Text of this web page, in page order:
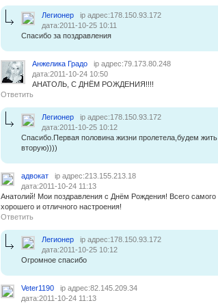
Легионер
ip адрес:178.150.93.172
дата:2011-10-25 10:11
Спасибо за поздравления
Анжелика Градо
ip адрес:79.173.80.248
дата:2011-10-24 10:50
АНАТОЛЬ, С ДНЁМ РОЖДЕНИЯ!!!!
Ответить
Легионер
ip адрес:178.150.93.172
дата:2011-10-25 10:12
Спасибо.Первая половина жизни пролетела,будем жить
вторую))))
адвокат
ip адрес:213.155.213.18
дата:2011-10-24 11:13
Анатолий! Мои поздравления с Днём Рождения! Всего самого
хорошего и отличного настроения!
Ответить
Легионер
ip адрес:178.150.93.172
дата:2011-10-25 10:12
Огромное спасибо
Veter1190
ip адрес:82.145.209.34
дата:2011-10-24 11:13